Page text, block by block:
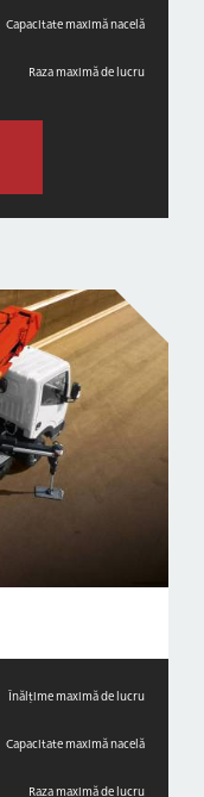
Capacitate maximă nacelă
Raza maximă de lucru
Înălțime maximă de lucru
Capacitate maximă nacelă
Raza maximă de lucru